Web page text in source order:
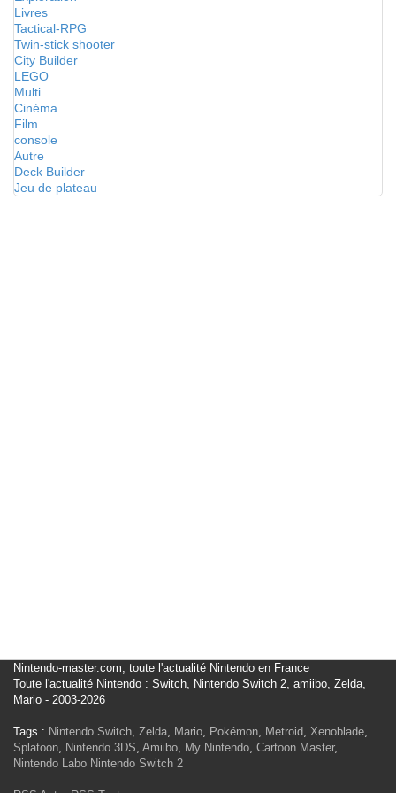
Livres
Tactical-RPG
Twin-stick shooter
City Builder
LEGO
Multi
Cinéma
Film
console
Autre
Deck Builder
Jeu de plateau
Nintendo-master.com, toute l'actualité Nintendo en France
Toute l'actualité Nintendo : Switch, Nintendo Switch 2, amiibo, Zelda,
Mario - 2003-2026
Tags : Nintendo Switch, Zelda, Mario, Pokémon, Metroid, Xenoblade,
Splatoon, Nintendo 3DS, Amiibo, My Nintendo, Cartoon Master,
Nintendo Labo Nintendo Switch 2